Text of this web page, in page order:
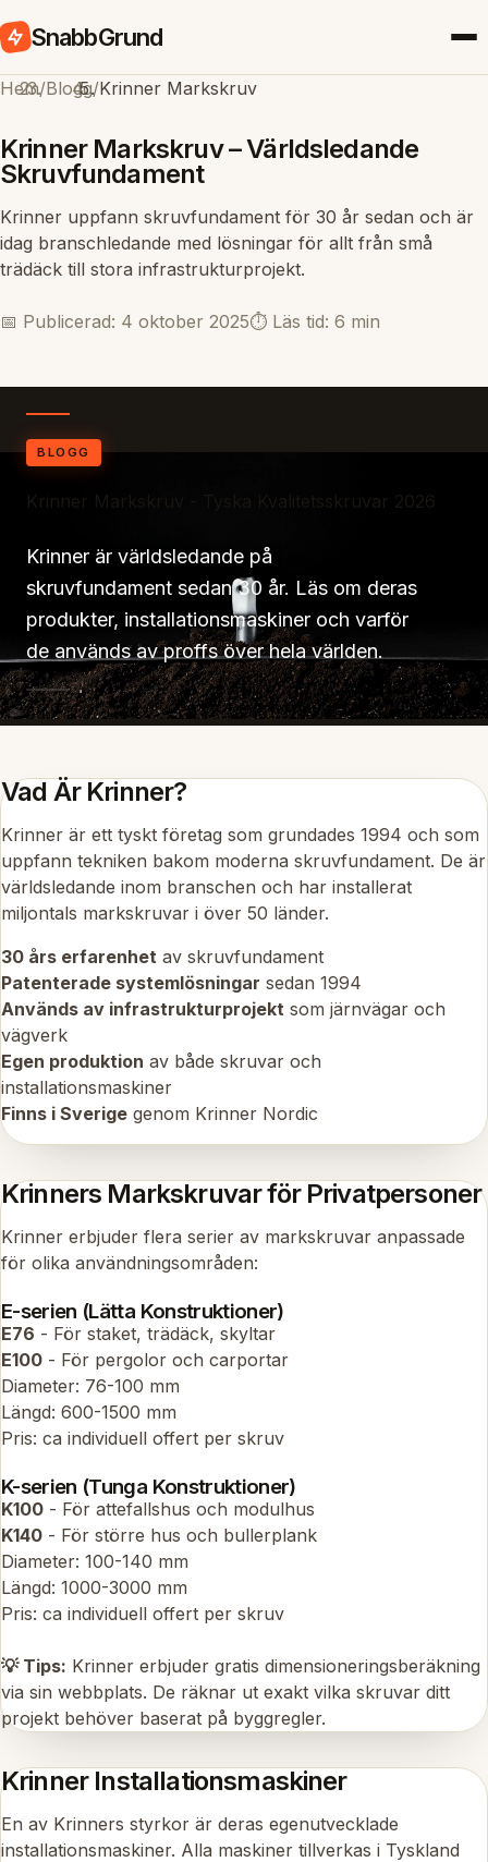
SnabbGrund
Hem/Blogg/Krinner Markskruv
Krinner Markskruv – Världsledande
Skruvfundament
Krinner uppfann skruvfundament för 30 år sedan och är
idag branschledande med lösningar för allt från små
trädäck till stora infrastrukturprojekt.
📅 Publicerad: 4 oktober 2025⏱️ Läs tid: 6 min
BLOGG
Krinner Markskruv - Tyska Kvalitetsskruvar 2026
Krinner är världsledande på
skruvfundament sedan 30 år. Läs om deras
produkter, installationsmaskiner och varför
de används av proffs över hela världen.
Vad Är Krinner?
Krinner är ett tyskt företag som grundades 1994 och som
uppfann tekniken bakom moderna skruvfundament. De är
världsledande inom branschen och har installerat
miljontals markskruvar i över 50 länder.
30 års erfarenhet av skruvfundament
Patenterade systemlösningar sedan 1994
Används av infrastrukturprojekt som järnvägar och
vägverk
Egen produktion av både skruvar och
installationsmaskiner
Finns i Sverige genom Krinner Nordic
Krinners Markskruvar för Privatpersoner
Krinner erbjuder flera serier av markskruvar anpassade
för olika användningsområden:
E-serien (Lätta Konstruktioner)
E76 - För staket, trädäck, skyltar
E100 - För pergolor och carportar
Diameter: 76-100 mm
Längd: 600-1500 mm
Pris: ca individuell offert per skruv
K-serien (Tunga Konstruktioner)
K100 - För attefallshus och modulhus
K140 - För större hus och bullerplank
Diameter: 100-140 mm
Längd: 1000-3000 mm
Pris: ca individuell offert per skruv
💡 Tips: Krinner erbjuder gratis dimensioneringsberäkning
via sin webbplats. De räknar ut exakt vilka skruvar ditt
projekt behöver baserat på byggregler.
Krinner Installationsmaskiner
En av Krinners styrkor är deras egenutvecklade
installationsmaskiner. Alla maskiner tillverkas i Tyskland